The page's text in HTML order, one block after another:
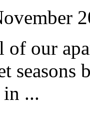
our
in ...